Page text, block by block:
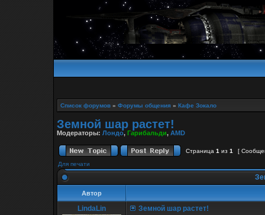
Список форумов » Форумы общения » Кафе Зокало
Земной шар растет!
Модераторы: Лондо, Гарибальди, AMD
Страница 1 из 1
[
Для печати
Автор
LindaLin Земной шар растет!